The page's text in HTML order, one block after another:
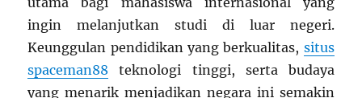
ingin melanjutkan studi di luar negeri.
Keunggulan pendidikan yang berkualitas, situs
spaceman88 teknologi tinggi, serta budaya
yang menarik menjadikan negara ini semakin